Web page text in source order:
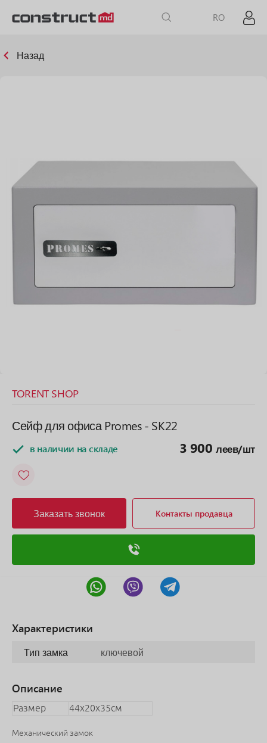
RO
Назад
TORENT SHOP
Сейф для офиса Promes - SK22
в наличии на складе 3 900 леев/шт
Заказать звонок Контакты продавца
Характеристики
Тип замка ключевой
Описание
Размер 44х20х35см
Механический замок